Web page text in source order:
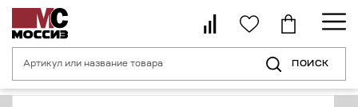
ПОИСК
Главная страница Средства индивидуальной защиты от